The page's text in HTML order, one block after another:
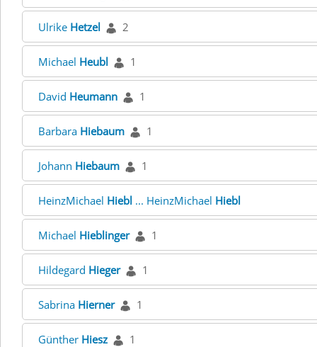
Ulrike Hetzel 2
Michael Heubl 1
David Heumann 1
Barbara Hiebaum 1
Johann Hiebaum 1
HeinzMichael Hiebl ... HeinzMichael Hiebl
Michael Hieblinger 1
Hildegard Hieger 1
Sabrina Hierner 1
Günther Hiesz 1